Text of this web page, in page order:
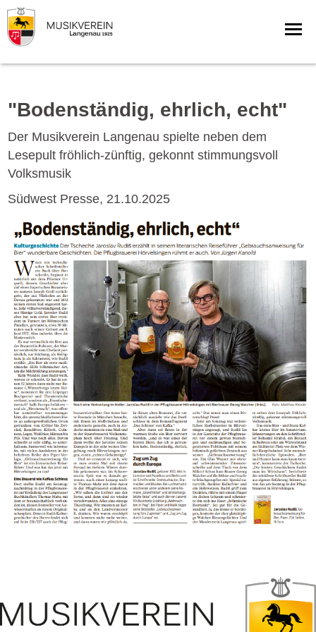
"Bodenständig, ehrlich, echt"
Der Musikverein Langenau spielte neben dem
Lesepult fröhlich-zünftig, gekonnt stimmungsvoll
Volksmusik
Südwest Presse, 21.10.2025